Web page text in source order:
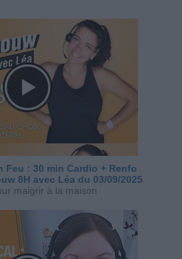
Feu : 30 min Cardio + Renfo
8H avec Léa du 03/09/2025
maigrir à la maison